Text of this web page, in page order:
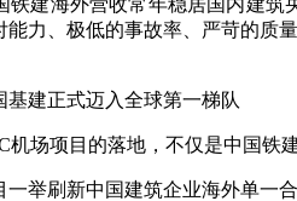
能力、极低的事故率、严苛的质
基建正式迈入全球第一梯队
机场项目的落地，不仅是中国铁
一举刷新中国建筑企业海外单一